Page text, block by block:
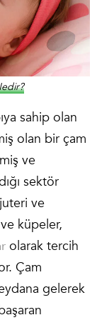
sahip olan
olan bir çam
ve
sektör
ve
küpeler,
olarak tercih
Çam
gelerek